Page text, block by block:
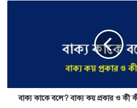
কী?
PDFবাক্য কাকে বলে? বাক্য কয় প্রকার ও